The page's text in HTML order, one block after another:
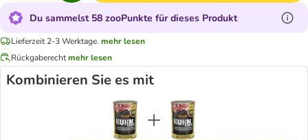
Du sammelst 58 zooPunkte für dieses Produkt
Lieferzeit 2-3 Werktage. mehr lesen
Rückgaberechtmehr lesen
Kombinieren Sie es mit